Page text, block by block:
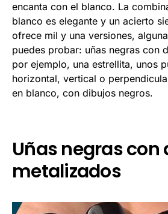
encanta con el blanco. La
blanco es elegante y un acierto
ofrece mil y una versiones,
puedes probar: uñas negras con
por ejemplo, una estrellita, unos
horizontal, vertical o
en blanco, con dibujos negros.
Uñas negras con
metalizados